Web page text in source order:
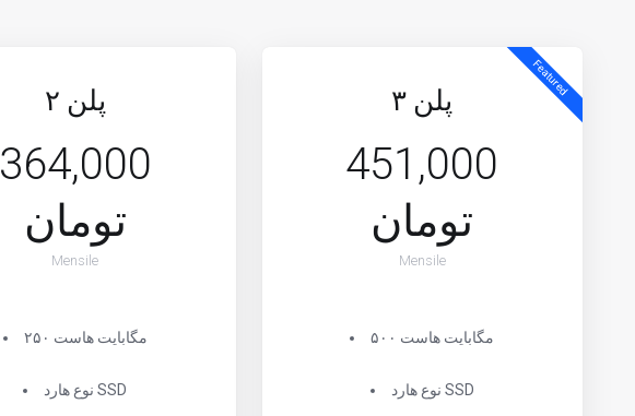
پلن ۲
364,000
تومان
Mensile
۲۵۰ مگابایت هاست
نوع هارد SSD
Featured
پلن ٣
451,000
تومان
Mensile
۵۰۰ مگابایت هاست
نوع هارد SSD